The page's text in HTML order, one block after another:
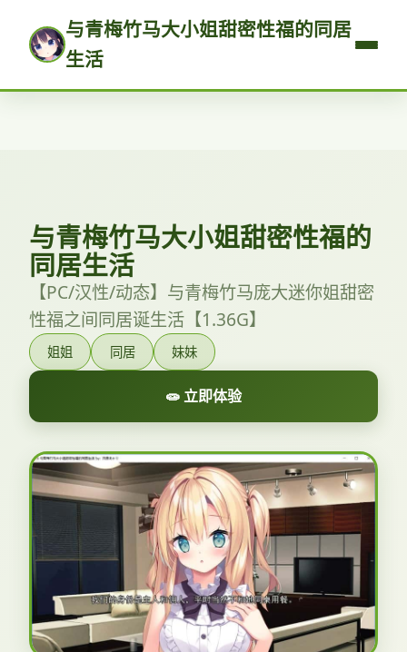
与青梅竹马大小姐甜密性福的同居
生活
与青梅竹马大小姐甜密性福的
同居生活
【PC/汉性/动态】与青梅竹马庞大迷你姐甜密
性福之间同居诞生活【1.36G】
姐姐 同居 妹妹
🧫 立即体验